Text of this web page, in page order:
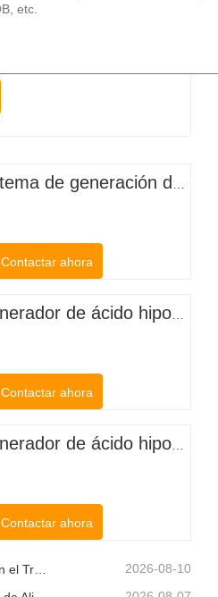
Contactar ahora
Contactar ahora
Contactar ahora
2026-08-10